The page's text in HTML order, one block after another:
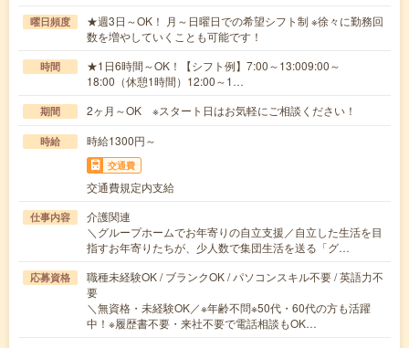
曜日頻度
★週3日～OK！ 月～日曜日での希望シフト制 ※徐々に勤務回
数を増やしていくことも可能です！
時間
★1日6時間～OK！【シフト例】7:00～13:009:00～
18:00（休憩1時間）12:00～1…
期間 2ヶ月～OK ※スタート日はお気軽にご相談ください！
時給 時給1300円～
交通費
交通費規定内支給
仕事内容
介護関連
＼グループホームでお年寄りの自立支援／自立した生活を目
指すお年寄りたちが、少人数で集団生活を送る「グ…
応募資格
職種未経験OK / ブランクOK / パソコンスキル不要 / 英語力不
要
＼無資格・未経験OK／※年齢不問※50代・60代の方も活躍
中！※履歴書不要・来社不要で電話相談もOK…